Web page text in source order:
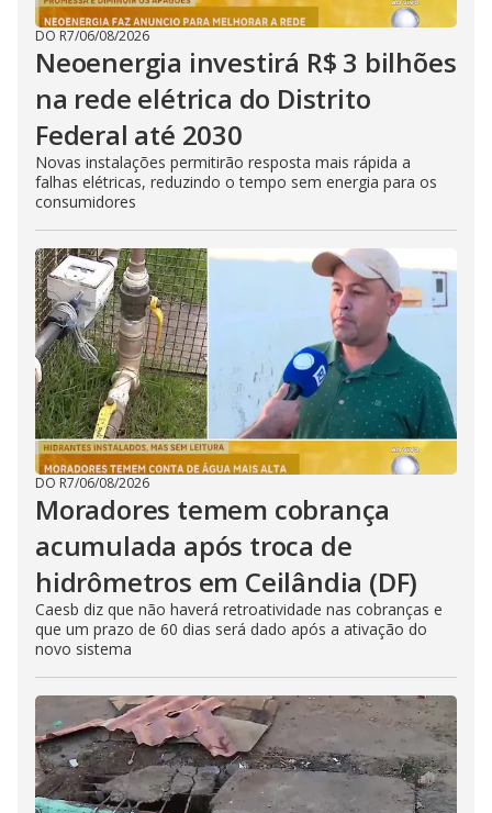
DO R7/06/08/2026
Neoenergia investirá R$ 3 bilhões
na rede elétrica do Distrito
Federal até 2030
Novas instalações permitirão resposta mais rápida a
falhas elétricas, reduzindo o tempo sem energia para os
consumidores
DO R7/06/08/2026
Moradores temem cobrança
acumulada após troca de
hidrômetros em Ceilândia (DF)
Caesb diz que não haverá retroatividade nas cobranças e
que um prazo de 60 dias será dado após a ativação do
novo sistema